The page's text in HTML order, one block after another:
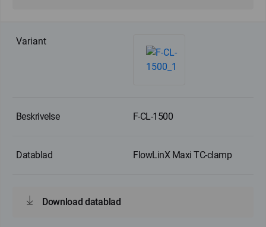
F-CL-1500
FlowLinX Maxi TC-clamp
Download datablad